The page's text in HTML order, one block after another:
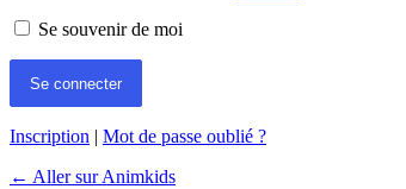
Se souvenir de moi
Inscription | Mot de passe oublié ?
← Aller sur Animkids